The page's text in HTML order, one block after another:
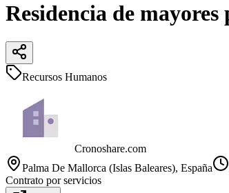
Residencia de
Recursos Humanos
Cronoshare.com
Palma De Mallorca (Islas Baleares), España
Contrato por servicios